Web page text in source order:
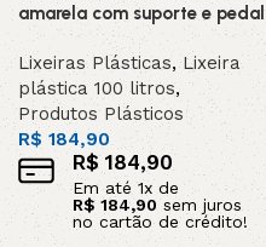
amarela com suporte e pedal
Lixeiras Plásticas,Lixeira
plástica 100 litros,
Produtos Plásticos
R$ 184,90
R$184,90
Em até1x de
R$ 184,90sem juros
no cartão de crédito!